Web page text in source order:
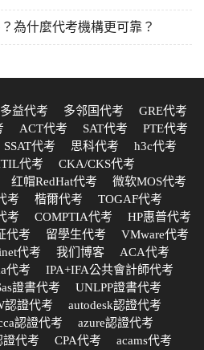
為什麼代考機構更可靠？
多益代考 多邻国代考
GRE代考
ACT代考 SAT代考
PTE代考
SSAT代考 思科代考
h3c代考
代考
CKA/CKS代考
红帽RedHat代考
微软MOS代考
考 楷爾代考
TOGAF代考
考 COMPTIA代考
HP惠普代考
代考 留學生代考
VMware代考
代考 我们博客
ACA代考
代考
IPA+IFA公共會計師代考
證書代考
UNLPP證書代考
認證代考
autodesk認證代考
認證代考
azure認證代考
證代考 CPA代考
acams代考